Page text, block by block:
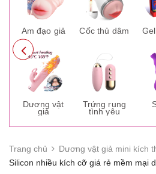
Âm đạo giả
Dương vật
giả
Cốc thủ dâm
Trứng rung
tình yêu
Trang chủ Dương vật giả mini kích
Silicon nhiều kích cỡ giá rẻ mềm mại